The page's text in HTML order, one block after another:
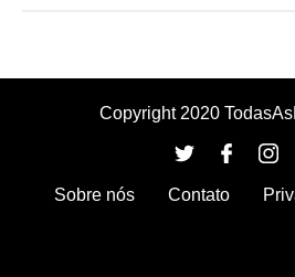
Copyright 2020
Sobre nós Contato